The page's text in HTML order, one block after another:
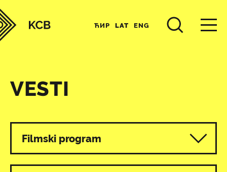
ЋИР LAT ENG
VESTI
Svi programi
Filmski program